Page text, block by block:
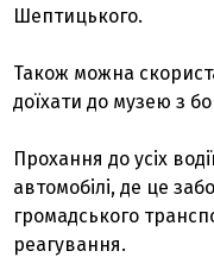
Шептицького.
Також можна
доїхати до музею з
Прохання до усіх
автомобілі, де це
громадського
реагування.